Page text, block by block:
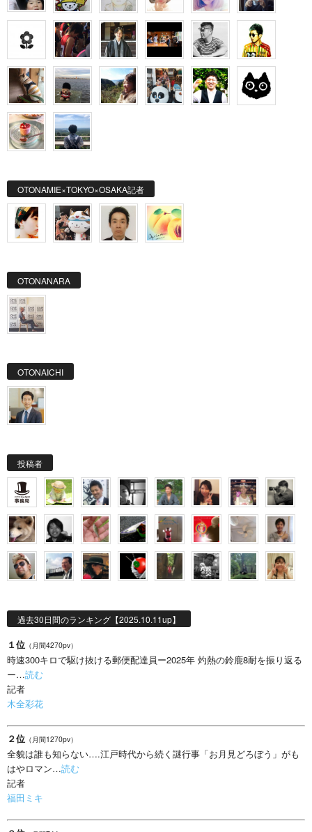
OTONAMIE×TOKYO×OSAKA記者
OTONANARA
OTONAICHI
投稿者
過去30日間のランキング【2025.10.11up】
１位 （月間4270pv）
時速300キロで駆け抜ける郵便配達員ー2025年 灼熱の鈴鹿8耐を振り返る
ー…読む
記者
木全彩花
２位 （月間1270pv）
全貌は誰も知らない….江戸時代から続く謎行事「お月見どろぼう」がも
はやロマン…読む
記者
福田ミキ